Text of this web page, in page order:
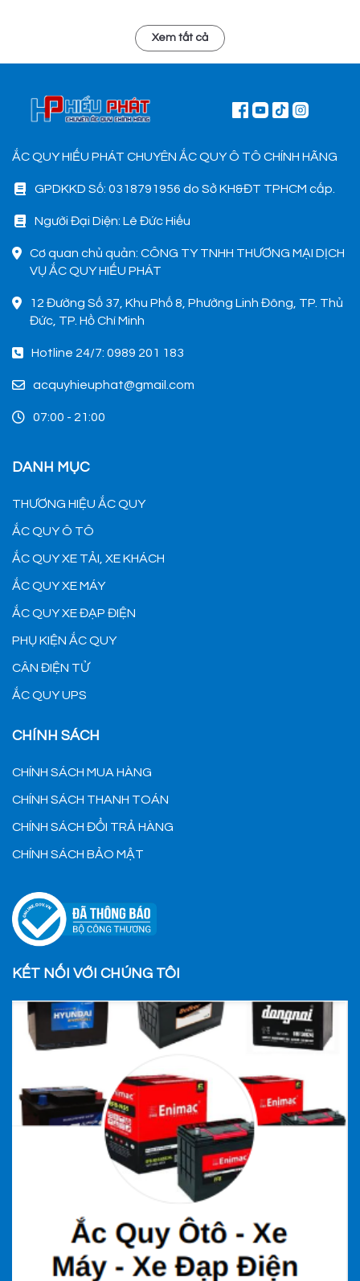
Xem tất cả
ẮC QUY HIẾU PHÁT CHUYÊN ẮC QUY Ô TÔ CHÍNH HÃNG
GPDKKD Số: 0318791956 do Sở KH&ĐT TPHCM cấp.
Người Đại Diện: Lê Đức Hiếu
Cơ quan chủ quản: CÔNG TY TNHH THƯƠNG MẠI DỊCH
VỤ ẮC QUY HIẾU PHÁT
12 Đường Số 37, Khu Phố 8, Phường Linh Đông, TP. Thủ
Đức, TP. Hồ Chí Minh
Hotline 24/7: 0989 201 183
acquyhieuphat@gmail.com
07:00 - 21:00
DANH MỤC
THƯƠNG HIỆU ẮC QUY
ẮC QUY Ô TÔ
ẮC QUY XE TẢI, XE KHÁCH
ẮC QUY XE MÁY
ẮC QUY XE ĐẠP ĐIỆN
PHỤ KIỆN ẮC QUY
CÂN ĐIỆN TỬ
ẮC QUY UPS
CHÍNH SÁCH
CHÍNH SÁCH MUA HÀNG
CHÍNH SÁCH THANH TOÁN
CHÍNH SÁCH ĐỔI TRẢ HÀNG
CHÍNH SÁCH BẢO MẬT
KẾT NỐI VỚI CHÚNG TÔI